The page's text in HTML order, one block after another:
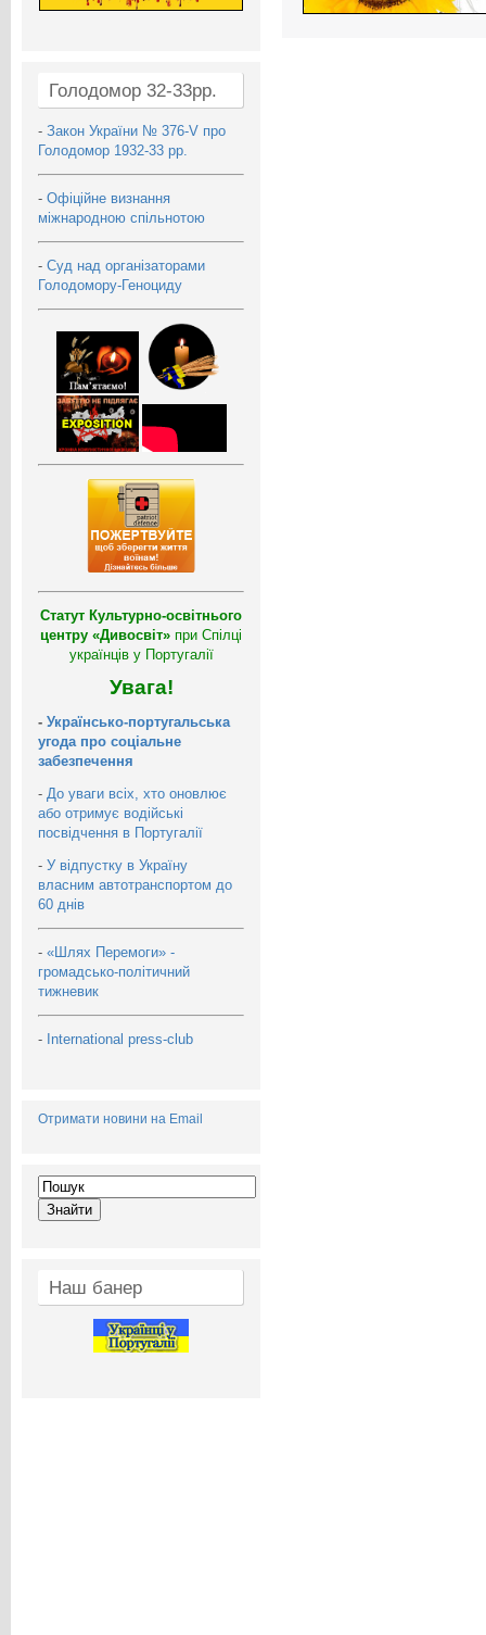
Голодомор 32-33рр.
- Закон України № 376-V про
Голодомор 1932-33 рр.
- Офіційне визнання
міжнародною спільнотою
- Суд над організаторами
Голодомору-Геноциду
Статут Культурно-освітнього
центру «Дивосвіт» при Спілці
українців у Португалії
Увага!
- Українсько-португальська
угода про соціальне
забезпечення
- До уваги всіх, хто оновлює
або отримує водійські
посвідчення в Португалії
- У відпустку в Україну
власним автотранспортом до
60 днів
- «Шлях Перемоги» -
громадсько-політичний
тижневик
- International press-club
Отримати новини на Email
Наш банер